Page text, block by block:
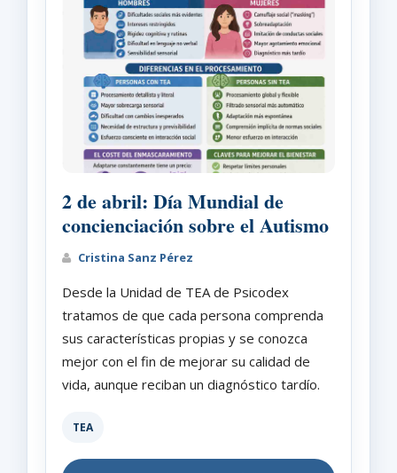
2 de abril: Día Mundial de
concienciación sobre el Autismo
Cristina Sanz Pérez
Desde la Unidad de TEA de Psicodex
tratamos de que cada persona comprenda
sus características propias y se conozca
mejor con el fin de mejorar su calidad de
vida, aunque reciban un diagnóstico tardío.
TEA